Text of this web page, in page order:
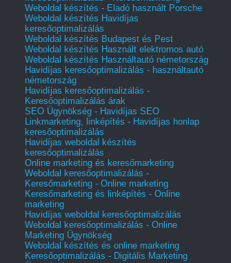
Weboldal készítés - Eladó használt Porsche
Weboldal készítés Havidíjas
keresőoptimalizálás
Weboldal készítés Budapest és Pest
Weboldal készítés Használt elektromos autó
Weboldal készítés Használtautó németország
Havidíjas keresőoptimalizálás - használtautó
németország
Havidíjas keresőoptimalizálás -
Keresőoptimalizálás árak
SEO Ügynökség - Havidíjas SEO
Linkmarketing, linképítés - Havidíjas honlap
keresőoptimalizálás
Havidíjas weboldal készítés
keresőoptimalizálás
Online marketing és keresőmarketing
Weboldal keresőoptimalizálás -
Keresőmarketing - Online marketing
Keresőmarketing és linképítés - Online
marketing
Havidíjas weboldal keresőoptimalizálás
Weboldal keresőoptimalizálás - Online
Marketing Ügynökség
Weboldal készítés és online marketing
Keresőoptimalizálás - Digitális Marketing